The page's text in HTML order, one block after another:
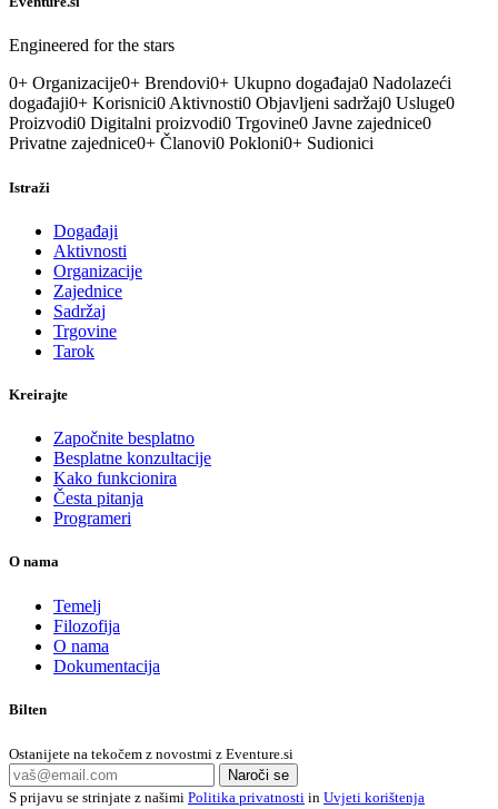
Engineered for the stars
0+ Organizacije0+ Brendovi0+ Ukupno događaja0 Nadolazeći
događaji0+ Korisnici0Aktivnosti0 Objavljeni sadržaj0 Usluge0
Proizvodi0 Digitalni proizvodi0 Trgovine0 Javne zajednice0
Privatne zajednice0+ Članovi0 Pokloni0+ Sudionici
Istraži
Događaji
Aktivnosti
Organizacije
Zajednice
Sadržaj
Trgovine
Tarok
Kreirajte
Započnite besplatno
Besplatne konzultacije
Kako funkcionira
Česta pitanja
Programeri
O nama
Temelj
Filozofija
O nama
Dokumentacija
Bilten
Ostanijete na tekočem z novostmi z Eventure.si
Naroči se
S prijavu se strinjate z našimi Politika privatnosti in Uvjeti korištenja